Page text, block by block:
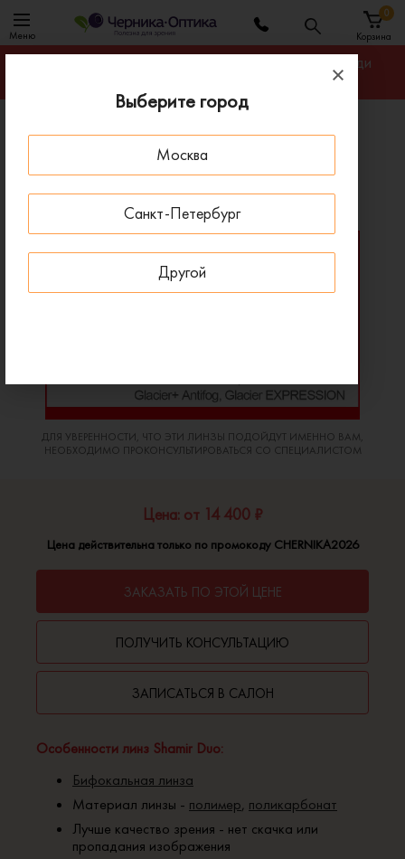
Выберите город
Москва
Санкт-Петербург
Другой
Меню Корзина
0
Гарантируем лучшую цену на линзы для очков среди
Главная
Линзы для очков
Бифокальные линзы Shamir Duo
Бифокальные линзы Shamir Duo
ДЛЯ УВЕРЕННОСТИ, ЧТО ЭТИ ЛИНЗЫ ПОДОЙДУТ ИМЕННО ВАМ,
НЕОБХОДИМО ПРОКОНСУЛЬТИРОВАТЬСЯ СО СПЕЦИАЛИСТОМ
Особенности линз Shamir Duo:
Бифокальная линза
Материал линзы - полимер, поликарбонат
Лучше качество зрения - нет скачка или
пропадания изображения
Цена: от 14 400 ₽
Цена действительна только по промокоду CHERNIKA2026
ЗАКАЗАТЬ ПО ЭТОЙ ЦЕНЕ
ПОЛУЧИТЬ КОНСУЛЬТАЦИЮ
ЗАПИСАТЬСЯ В САЛОН